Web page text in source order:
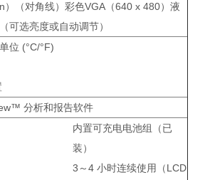
）（对角线）彩色VGA（640 x 480）液
可选亮度或自动调节）
位 (°C/°F)
分析和报告软件
内置可充电电池组（已
装）
3～4 小时连续使用（LCD